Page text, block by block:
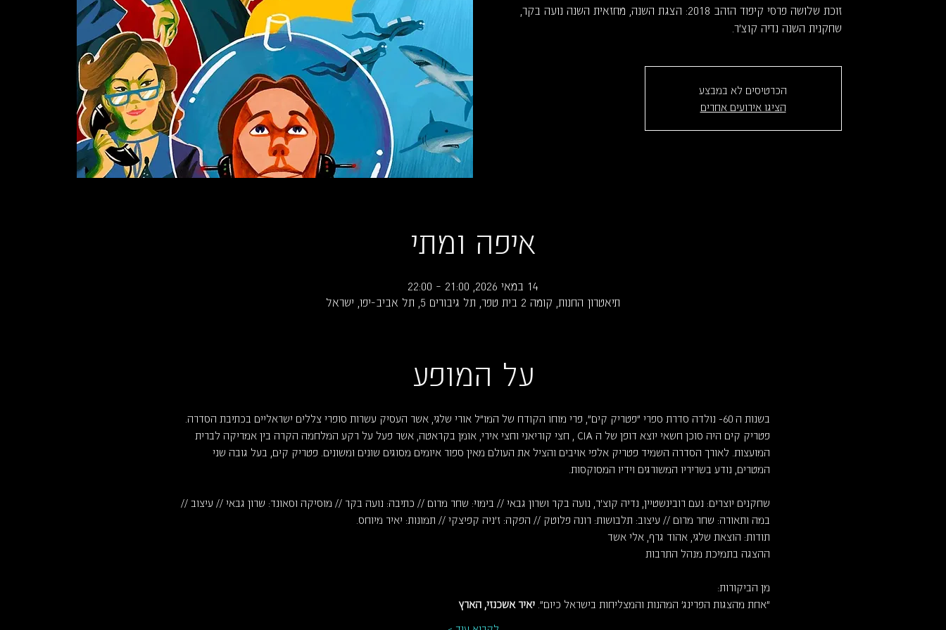
זוכת שלושה פרסי קיפוד הזהב 2018: הצגת השנה, מחזאית השנה נועה בקר,
שחקנית השנה נדיה קוצ'ר.
הכרטיסים לא במבצע
הציגו אירועים אחרים
איפה ומתי
14 במאי 2026, 21:00 – 22:00
תיאטרון החנות, קומה 2 בית טפר, תל גיבורים 5, תל אביב-יפו, ישראל
על המופע
בשנות ה 60- נולדה סדרת ספרי "פטריק קים", פרי מוחו הקודח של המו"ל אורי שלגי, אשר העסיק עשרות סופרי צללים ישראליים בכתיבת הסדרה.
פטריק קים היה סוכן חשאי יוצא דופן של ה CIA , חצי קוריאני וחצי אירי, אומן בקראטה, אשר פעל על רקע המלחמה הקרה בין אמריקה לברית
המועצות. לאורך הסדרה השמיד פטריק אלפי אויבים והציל את העולם מאין ספור איומים מסוגים שונים ומשונים. פטריק קים, בעל גובה שני
המטרים, נודע בשריריו המשורגים וידיו המסוקסות.
שחקנים יוצרים: נעם רובינשטיין, נדיה קוצ'ר, נועה בקר ושרון גבאי // בימוי: שחר מרום // כתיבה: נועה בקר // מוסיקה וסאונד: שרון גבאי // עיצוב //
במה ותאורה: שחר מרום // עיצוב: תלבושות: רונה פלוטק // הפקה: ז'ניה קפיצקי // תמונות: יאיר מיוחס.
תודות: הוצאת שלגי, אהוד גרף, אלי אשד
ההצגה בתמיכת מנהל התרבות
מן הביקורות:
"אחת מהצגות הפרינג' המהנות והמצליחות בישראל כיום". יאיר אשכנזי, הארץ